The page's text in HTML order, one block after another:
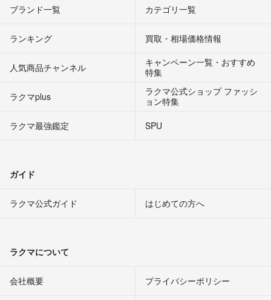
ブランド一覧 カテゴリ一覧
ランキング 買取・相場価格情報
人気商品チャンネル
キャンペーン一覧・おすすめ
特集
ラクマplus
ラクマ公式ショップ ファッシ
ョン特集
ラクマ最強鑑定
SPU
ガイド
ラクマ公式ガイド はじめての方へ
ラクマについて
会社概要 プライバシーポリシー